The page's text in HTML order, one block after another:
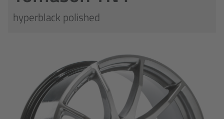
hyperblack polished